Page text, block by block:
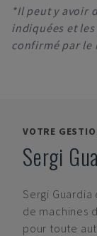
*Il peut y avoir
indiquées et
confirmé par le
VOTRE
Sergi
Sergi Guardia
de machines
pour toute